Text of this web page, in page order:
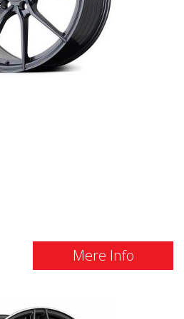
Mere Info